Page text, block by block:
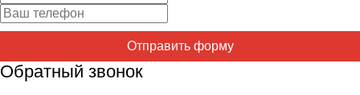
Отправить форму
Обратный звонок